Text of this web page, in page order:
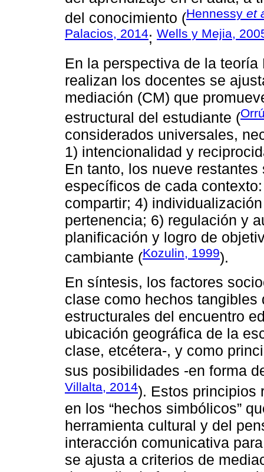
del conocimiento (Hennessy et
Palacios, 2014; Wells y Mejia,
En la perspectiva de la
realizan los docentes se
mediación (CM) que
estructural del estudiante (
considerados universales,
1) intencionalidad y
En tanto, los nueve
específicos de cada
compartir; 4)
pertenencia; 6) regulación y
planificación y logro de
cambiante (Kozulin, 1999).
En síntesis, los factores
clase como hechos
estructurales del encuentro
ubicación geográfica de la
clase, etcétera-, y como
sus posibilidades -en forma
Villalta, 2014). Estos principios
en los “hechos simbólicos”
herramienta cultural y del
interacción comunicativa
se ajusta a criterios de